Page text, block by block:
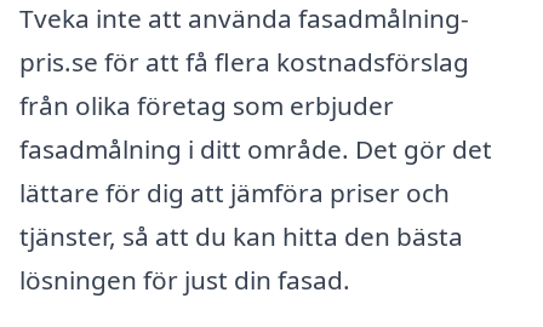
Tveka inte att använda fasadmålning-
pris.se för att få flera kostnadsförslag
från olika företag som erbjuder
fasadmålning i ditt område. Det gör det
lättare för dig att jämföra priser och
tjänster, så att du kan hitta den bästa
lösningen för just din fasad.